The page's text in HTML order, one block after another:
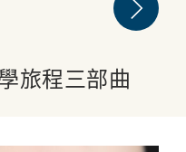
旅程三部曲